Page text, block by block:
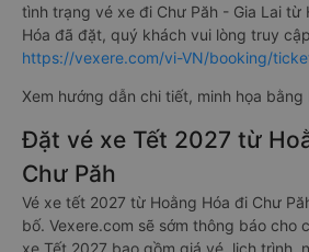
tình trạng vé xe đi Chư Păh - Gia Lai từ
Hóa đã đặt, quý khách vui lòng truy cập
https://vexere.com/vi-VN/booking/
Xem hướng dẫn chi tiết, minh họa bằng
Đặt vé xe Tết 2027 từ
Chư Păh
Vé xe tết 2027 từ Hoằng Hóa đi Chư
bố. Vexere.com sẽ sớm thông báo cho